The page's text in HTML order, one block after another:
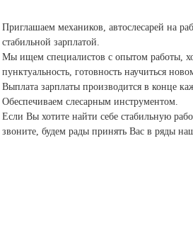
Приглашаем механиков, автослесарей на
стабильной зарплатой.
Мы ищем специалистов с опытом работы,
пунктуальность, готовность научиться
Выплата зарплаты производится в конце
Обеспечиваем слесарным инструментом.
Если Вы хотите найти себе стабильную
звоните, будем рады принять Вас в ряды